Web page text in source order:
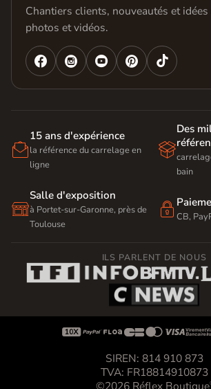
Chantiers clients, nouveautés et idées
photos et vidéos.
   

15 ans d'expérience
la référence du carrelage en
ligne

Des
bain

Salle d'exposition
à Portet-sur-Garonne, près de
Toulouse
 CB,
ILS PARLENT DE NOUS

SIREN: 814 910 873
TVA: FR18814910873